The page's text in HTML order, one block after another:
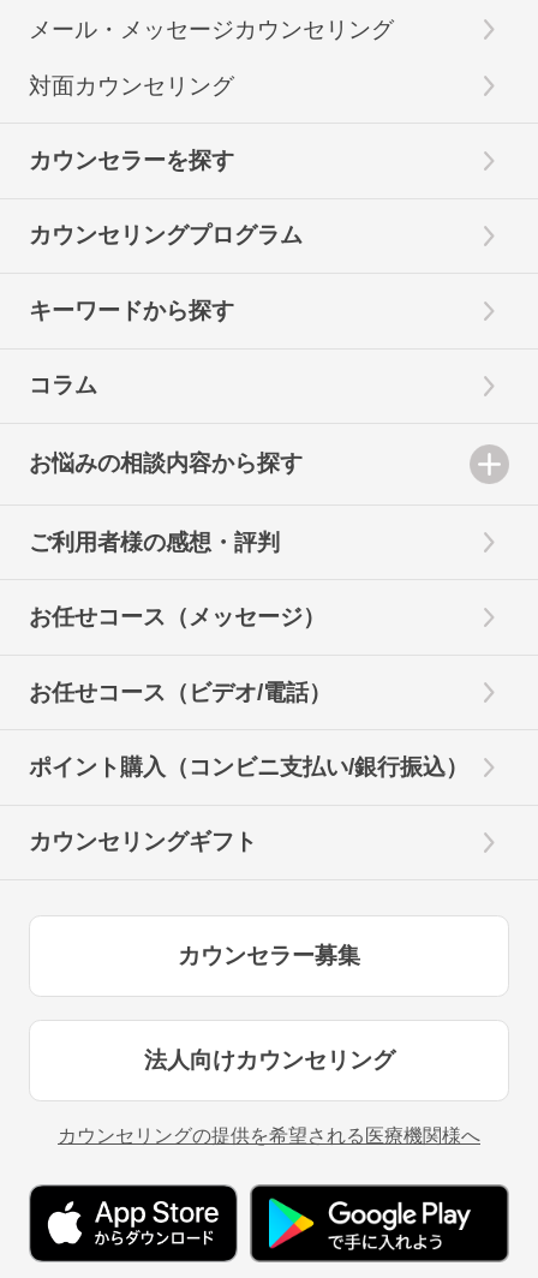
メール・メッセージカウンセリング
対面カウンセリング
カウンセラーを探す
カウンセリングプログラム
キーワードから探す
コラム
お悩みの相談内容から探す
ご利用者様の感想・評判
お任せコース（メッセージ）
お任せコース（ビデオ/電話）
ポイント購入（コンビニ支払い/銀行振込）
カウンセリングギフト
カウンセラー募集
法人向けカウンセリング
カウンセリングの提供を希望される医療機関様へ